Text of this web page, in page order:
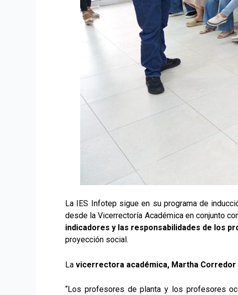
La IES Infotep sigue en su programa de
desde la Vicerrectoría Académica en conjunto
indicadores y las responsabilidades de los
proyección social.
La vicerrectora académica, Martha Corredor
“Los profesores de planta y los profesores